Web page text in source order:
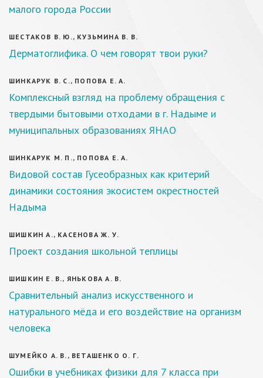
малого города России
ШЕСТАКОВ В. Ю., КУЗЬМИНА В. В.
Дерматоглифика. О чем говорят твои руки?
ШИНКАРУК В. С., ПОПОВА Е. А.
Комплексный взгляд на проблему обращения с
твердыми бытовыми отходами в г. Надыме и
муниципальных образованиях ЯНАО
ШИНКАРУК М. П., ПОПОВА Е. А.
Видовой состав Гусеобразных как критерий
динамики состояния экосистем окрестностей
Надыма
ШИШКИН А., КАСЕНОВА Ж. У.
Проект создания школьной теплицы
ШИШКИН Е. В., ЯНЬКОВА А. В.
Сравнительный анализ искусственного и
натурального мёда и его воздействие на организм
человека
ШУМЕЙКО А. В., ВЕТАШЕНКО О. Г.
Ошибки в учебниках физики для 7 класса при